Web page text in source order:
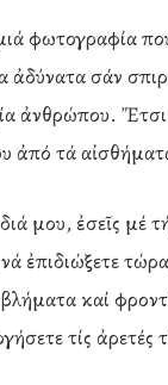
φωτογραφία
ἀδύνατα σάν
ἀνθρώπου. Ἔτσι
ἀπό τά
μου, ἐσεῖς
ἐπιδιώξετε
καί
τίς